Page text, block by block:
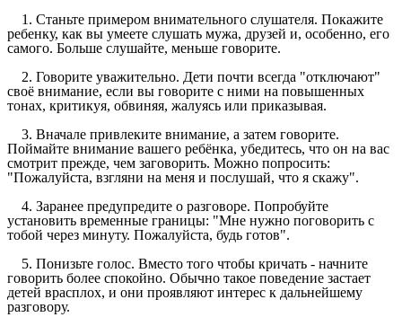
1. Станьте примером внимательного слушателя. Покажите
ребенку, как вы умеете слушать мужа, друзей и, особенно, его
самого. Больше слушайте, меньше говорите.
2. Говорите уважительно. Дети почти всегда "отключают"
своё внимание, если вы говорите с ними на повышенных
тонах, критикуя, обвиняя, жалуясь или приказывая.
3. Вначале привлеките внимание, а затем говорите.
Поймайте внимание вашего ребёнка, убедитесь, что он на вас
смотрит прежде, чем заговорить. Можно попросить:
"Пожалуйста, взгляни на меня и послушай, что я скажу".
4. Заранее предупредите о разговоре. Попробуйте
установить временные границы: "Мне нужно поговорить с
тобой через минуту. Пожалуйста, будь готов".
5. Понизьте голос. Вместо того чтобы кричать - начните
говорить более спокойно. Обычно такое поведение застает
детей врасплох, и они проявляют интерес к дальнейшему
разговору.